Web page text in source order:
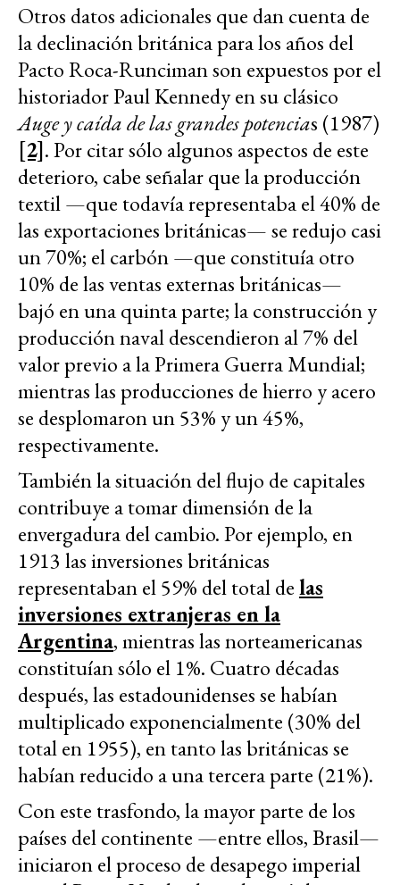
Otros datos adicionales que dan cuenta de
la declinación británica para los años del
Pacto Roca-Runciman son expuestos por el
historiador Paul Kennedy en su clásico
Auge y caída de las grandes potencias (1987)
[2]. Por citar sólo algunos aspectos de este
deterioro, cabe señalar que la producción
textil —que todavía representaba el 40% de
las exportaciones británicas— se redujo casi
un 70%; el carbón —que constituía otro
10% de las ventas externas británicas—
bajó en una quinta parte; la construcción y
producción naval descendieron al 7% del
valor previo a la Primera Guerra Mundial;
mientras las producciones de hierro y acero
se desplomaron un 53% y un 45%,
respectivamente.
También la situación del flujo de capitales
contribuye a tomar dimensión de la
envergadura del cambio. Por ejemplo, en
1913 las inversiones británicas
representaban el 59% del total delas
inversiones extranjeras en la
Argentina, mientras las norteamericanas
constituían sólo el 1%. Cuatro décadas
después, las estadounidenses se habían
multiplicado exponencialmente (30% del
total en 1955), en tanto las británicas se
habían reducido a una tercera parte (21%).
Con este trasfondo, la mayor parte de los
países del continente —entre ellos, Brasil—
iniciaron el proceso de desapego imperial